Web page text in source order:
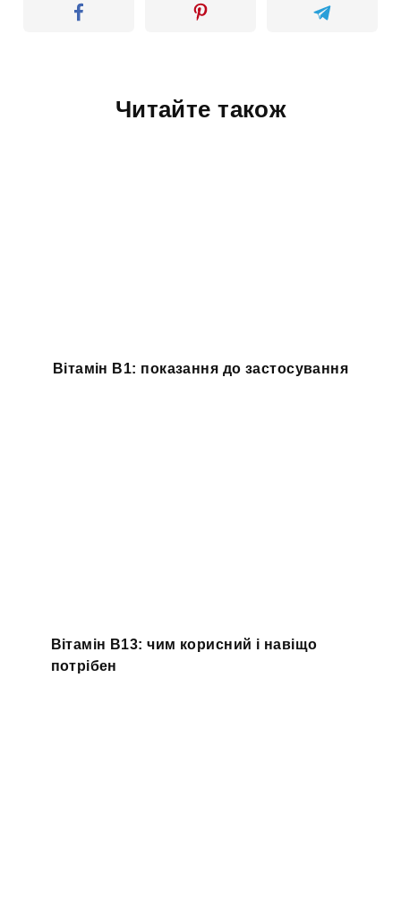
Читайте також
Вітамін B1: показання до застосування
Вітамін B13: чим корисний і навіщо
потрібен